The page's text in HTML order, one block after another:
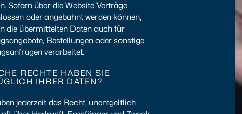
Sofern über die Website Verträge
oder angebahnt werden können,
die übermittelten Daten auch für
Bestellungen oder sonstige
verarbeitet.
RECHTE HABEN SIE
IHRER DATEN?
jederzeit das Recht, unentgeltlich